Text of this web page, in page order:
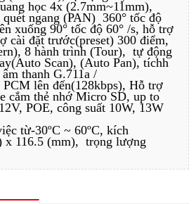
học 4x (2.7mm~11mm),
ngang (PAN) 360° tốc độ
xuống 90° tốc độ 60° /s, hỗ trợ
cài đặt trước(preset) 300 điểm,
8 hành trình (Tour), tự động
Scan), (Auto Pan), tíchh
thanh G.711a /
lên đến(128kbps), Hỗ trợ
cắm thẻ nhớ Micro SD, up to
POE, công suất 10W, 13W
từ-30ºC ~ 60ºC, kích
x 116.5 (mm), trọng lượng